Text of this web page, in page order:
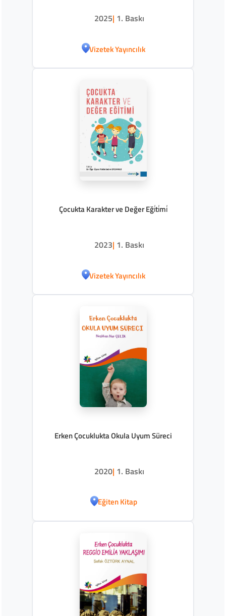
2025| 1. Baskı
Vizetek Yayıncılık
Çocukta Karakter ve Değer Eği̇ti̇mi̇
2023| 1. Baskı
Vizetek Yayıncılık
Erken Çocuklukta Okula Uyum Süreci
2020| 1. Baskı
Eğiten Kitap